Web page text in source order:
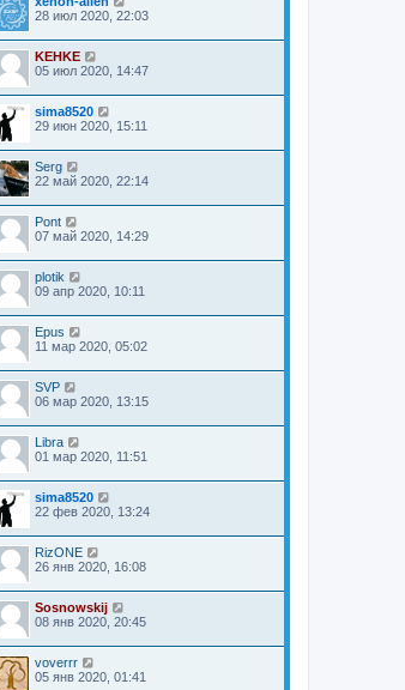
28 июл 2020, 22:03
KEHKE
05 июл 2020, 14:47
sima8520
29 июн 2020, 15:11
Serg
22 май 2020, 22:14
Pont
07 май 2020, 14:29
plotik
09 апр 2020, 10:11
Epus
11 мар 2020, 05:02
SVP
06 мар 2020, 13:15
Libra
01 мар 2020, 11:51
sima8520
22 фев 2020, 13:24
RizONE
26 янв 2020, 16:08
Sosnowskij
08 янв 2020, 20:45
voverrr
05 янв 2020, 01:41